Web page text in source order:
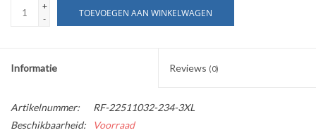
+
-
TOEVOEGEN AAN WINKELWAGEN
Informatie Reviews (0)
Artikelnummer:
RF-22511032-234-3XL
Beschikbaarheid:
Voorraad